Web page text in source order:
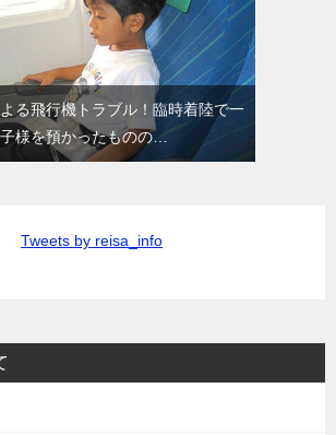
る飛行機トラブル！臨時着陸で一
様を預かったものの…
Tweets by reisa_info